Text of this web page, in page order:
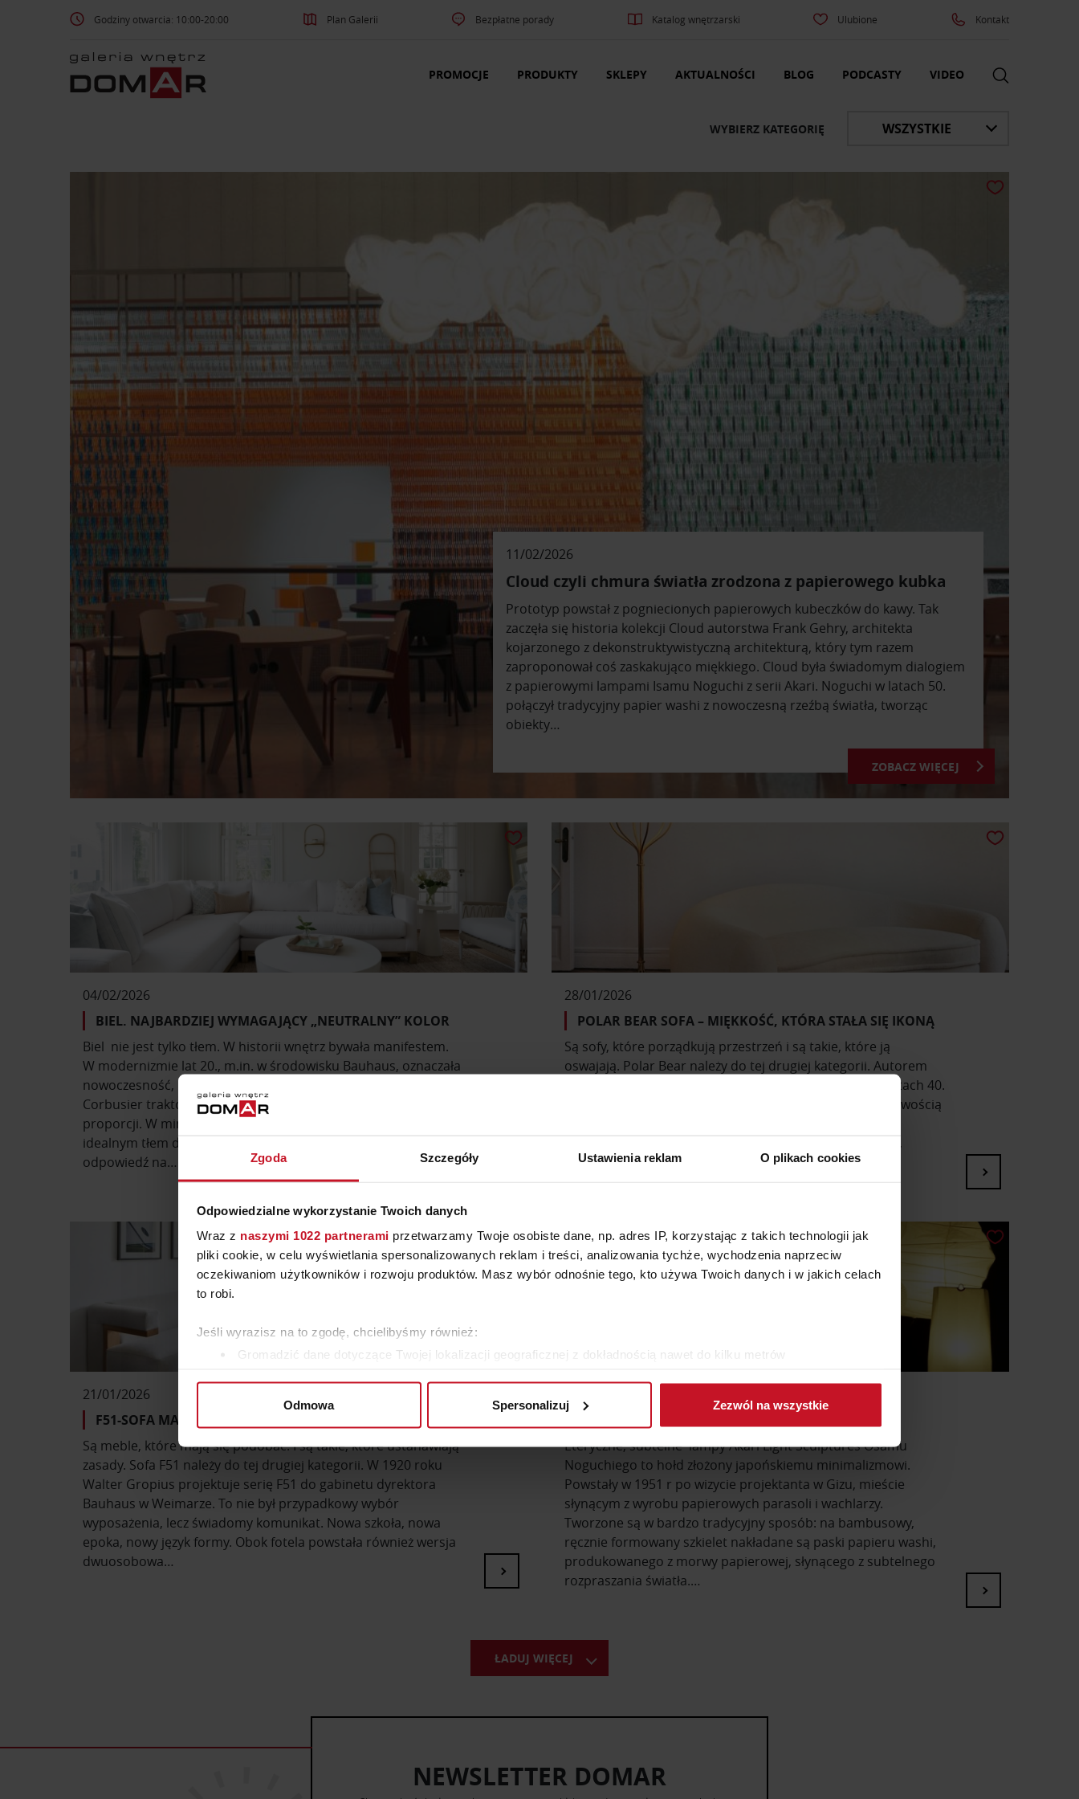
Zgoda Szczegóły Ustawienia reklam O plikach cookies
Odpowiedzialne wykorzystanie Twoich danych
Wraz z naszymi 1022 partnerami przetwarzamy Twoje osobiste dane, np. adres IP, korzystając z takich technologii jak
pliki cookie, w celu wyświetlania spersonalizowanych reklam i treści, analizowania tychże, wychodzenia naprzeciw
oczekiwaniom użytkowników i rozwoju produktów. Masz wybór odnośnie tego, kto używa Twoich danych i w jakich celach
to robi.
Jeśli wyrazisz na to zgodę, chcielibyśmy również:
Gromadzić dane dotyczące Twojej lokalizacji geograficznej z dokładnością nawet do kilku metrów
Dowiedz się więcej odnośnie tego, jak Twoje osobiste dane są przetwarzane oraz ustaw własne preferencje w
Wykorzystujemy pliki cookie do spersonalizowania treści i reklam, aby oferować funkcje społecznościowe i analizować
ruch w naszej witrynie. Informacje o tym, jak korzystasz z naszej witryny, udostępniamy partnerom społecznościowym,
reklamowym i analitycznym. Partnerzy mogą połączyć te informacje z innymi danymi otrzymanymi od Ciebie lub
uzyskanymi podczas korzystania z ich usług.
Odmowa Spersonalizuj Zezwól na wszystkie
Godziny otwarcia: 10:00-20:00 Plan Galerii Bezpłatne porady Katalog wnętrzarski Ulubione Kontakt
PROMOCJE PRODUKTY SKLEPY AKTUALNOŚCI BLOG PODCASTY VIDEO
WYBIERZ KATEGORIĘ WSZYSTKIE
11/02/2026
Cloud czyli chmura światła zrodzona z papierowego kubka
Prototyp powstał z pogniecionych papierowych kubeczków do kawy. Tak
zaczęła się historia kolekcji Cloud autorstwa Frank Gehry, architekta
kojarzonego z dekonstruktywistyczną architekturą, który tym razem
zaproponował coś zaskakująco miękkiego. Cloud była świadomym dialogiem
z papierowymi lampami Isamu Noguchi z serii Akari. Noguchi w latach 50.
połączył tradycyjny papier washi z nowoczesną rzeźbą światła, tworząc
obiekty…
ZOBACZ WIĘCEJ
04/02/2026
BIEL. NAJBARDZIEJ WYMAGAJĄCY „NEUTRALNY” KOLOR
Biel nie jest tylko tłem. W historii wnętrz bywała manifestem.
W modernizmie lat 20., m.in. w środowisku Bauhaus, oznaczała
nowoczesność, higienę i racjonalność. Architekci pokroju Le
Corbusier traktowali ją jako narzędzie podkreślania światła i
proporcji. W minimalizmie drugiej połowy XX wieku stała się
idealnym tłem dla sztuki. Dziś wraca jako estetyka resetu i
odpowiedź na…
28/01/2026
POLAR BEAR SOFA – MIĘKKOŚĆ, KTÓRA STAŁA SIĘ IKONĄ
Są sofy, które porządkują przestrzeń i są takie, które ją
oswajają. Polar Bear należy do tej drugiej kategorii. Autorem
projektu jest Jean Royère, francuski designer, który w latach 40.
i 50. XX wieku odważył się zerwać z modernistyczną surowością
bajkowy. Sofa Polar Bear, zaprojektowana ok. 1947 roku,
powstała…
21/01/2026
F51-SOFA MANIFEST MODERNIZMU
Są meble, które mają się podobać. I są takie, które ustanawiają
zasady. Sofa F51 należy do tej drugiej kategorii. W 1920 roku
Walter Gropius projektuje serię F51 do gabinetu dyrektora
Bauhaus w Weimarze. To nie był przypadkowy wybór
wyposażenia, lecz świadomy komunikat. Nowa szkoła, nowa
epoka, nowy język formy. Obok fotela powstała również wersja
dwuosobowa…
Eteryczne, subtelne lampy Akari Light Sculptures Osamu
Noguchiego to hołd złożony japońskiemu minimalizmowi.
Powstały w 1951 r po wizycie projektanta w Gizu, mieście
słynącym z wyrobu papierowych parasoli i wachlarzy.
Tworzone są w bardzo tradycyjny sposób: na bambusowy,
ręcznie formowany szkielet nakładane są paski papieru washi,
produkowanego z morwy papierowej, słynącego z subtelnego
rozpraszania światła.…
ŁADUJ WIĘCEJ
NEWSLETTER DOMAR